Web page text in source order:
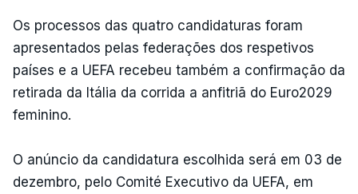
Os processos das quatro candidaturas foram
apresentados pelas federações dos respetivos
países e a UEFA recebeu também a confirmação da
retirada da Itália da corrida a anfitriã do Euro2029
feminino.
O anúncio da candidatura escolhida será em 03 de
dezembro, pelo Comité Executivo da UEFA, em